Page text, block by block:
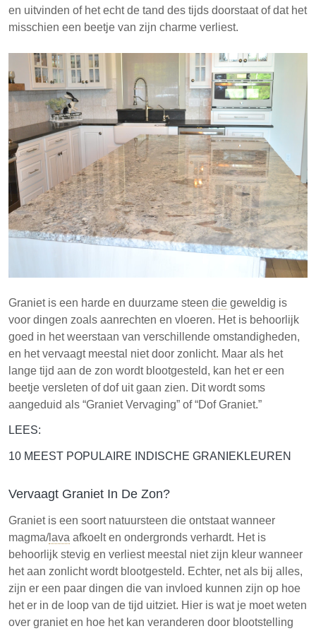
significant door blootstelling aan zonlicht.
straling kunnen de kleurstabiliteit van graniet
beïnvloeden.
Regelmatig schoonmaken en afdichten helpt om
het uiterlijk van graniet te behouden en vervaging
te voorkomen.
Het begrijpen van de eigenschappen van graniet en
de onderhoudsbehoeften is cruciaal voor het
behouden van de esthetische aantrekkingskracht in
de loop van de tijd.
en uitvinden of het echt de tand des tijds doorstaat of dat het
misschien een beetje van zijn charme verliest.
Graniet is een harde en duurzame steen die geweldig is
voor dingen zoals aanrechten en vloeren. Het is behoorlijk
goed in het weerstaan van verschillende omstandigheden,
en het vervaagt meestal niet door zonlicht. Maar als het
lange tijd aan de zon wordt blootgesteld, kan het er een
beetje versleten of dof uit gaan zien. Dit wordt soms
aangeduid als “Graniet Vervaging” of “Dof Graniet.”
LEES:
10 MEEST POPULAIRE INDISCHE GRANIEKLEUREN
Vervaagt Graniet In De Zon?
Graniet is een soort natuursteen die ontstaat wanneer
magma/lava afkoelt en ondergronds verhardt. Het is
behoorlijk stevig en verliest meestal niet zijn kleur wanneer
het aan zonlicht wordt blootgesteld. Echter, net als bij alles,
zijn er een paar dingen die van invloed kunnen zijn op hoe
het er in de loop van de tijd uitziet. Hier is wat je moet weten
over graniet en hoe het kan veranderen door blootstelling